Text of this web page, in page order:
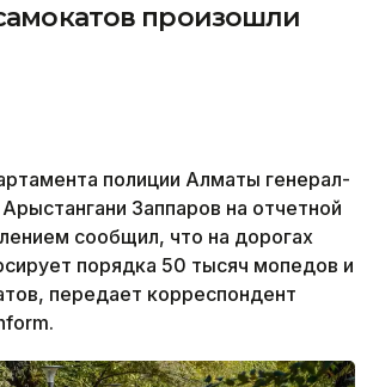
произошли
полиции Алматы генерал-
Заппаров на отчетной
сообщил, что на дорогах
порядка 50 тысяч мопедов и
передает корреспондент